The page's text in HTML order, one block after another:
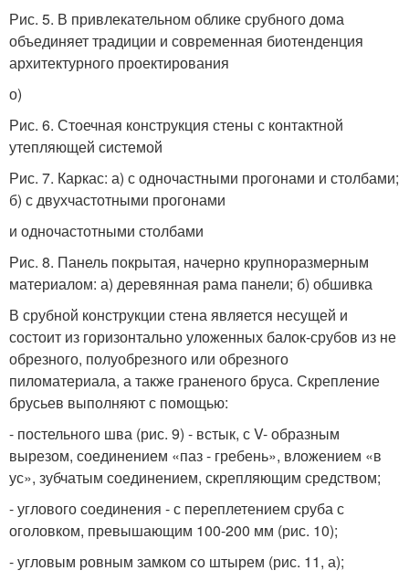
Рис. 5. В привлекательном облике срубного дома
объединяет традиции и современная биотенденция
архитектурного проектирования
о)
Рис. 6. Стоечная конструкция стены с контактной
утепляющей системой
Рис. 7. Каркас: а) с одночастными прогонами и столбами;
б) с двухчастотными прогонами
и одночастотными столбами
Рис. 8. Панель покрытая, начерно крупноразмерным
материалом: а) деревянная рама панели; б) обшивка
В срубной конструкции стена является несущей и
состоит из горизонтально уложенных балок-срубов из не
обрезного, полуобрезного или обрезного
пиломатериала, а также граненого бруса. Скрепление
брусьев выполняют с помощью:
- постельного шва (рис. 9) - встык, с V- образным
вырезом, соединением «паз - гребень», вложением «в
ус», зубчатым соединением, скрепляющим средством;
- углового соединения - с переплетением сруба с
оголовком, превышающим 100-200 мм (рис. 10);
- угловым ровным замком со штырем (рис. 11, а);